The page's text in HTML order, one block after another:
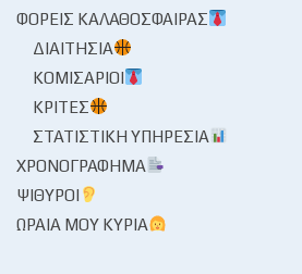
ΦΟΡΕΊΣ ΚΑΛΑΘΌΣΦΑΙΡΑΣ
ΔΙΑΙΤΗΣΊΑ
ΚΟΜΙΣΆΡΙΟΙ
ΚΡΙΤΈΣ
ΣΤΑΤΙΣΤΙΚΉ ΥΠΗΡΕΣΊΑ
ΧΡΟΝΟΓΡΆΦΗΜΑ
ΨΊΘΥΡΟΙ
ΩΡΑΊΑ ΜΟΥ ΚΥΡΊΑ